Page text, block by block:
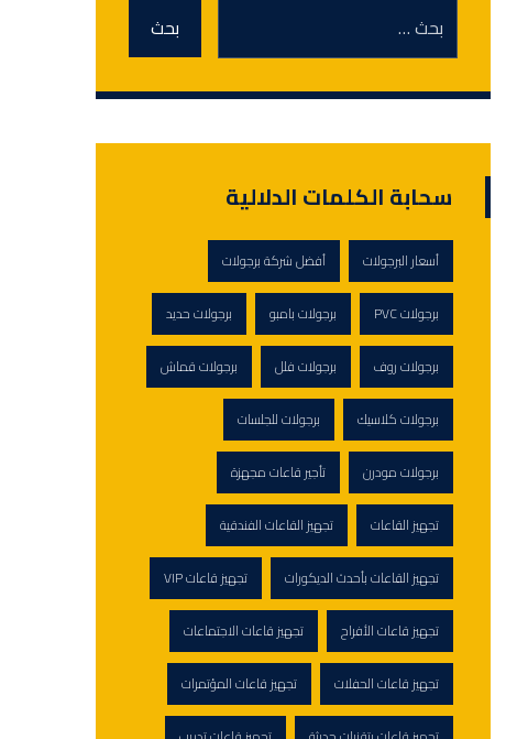
سحابة الكلمات الدلالية
أسعار البرجولات أفضل شركة برجولات
برجولات PVC برجولات بامبو برجولات حديد
برجولات روف برجولات فلل برجولات قماش
برجولات كلاسيك برجولات للجلسات
برجولات مودرن تأجير قاعات مجهزة
تجهيز القاعات تجهيز القاعات الفندقية
تجهيز القاعات بأحدث الديكورات تجهيز قاعات VIP
تجهيز قاعات الأفراح تجهيز قاعات الاجتماعات
تجهيز قاعات الحفلات تجهيز قاعات المؤتمرات